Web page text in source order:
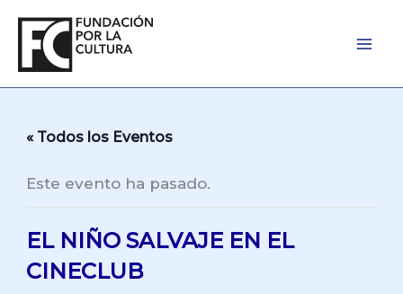
contenido
« Todos los Eventos
Este evento ha pasado.
EL NIÑO SALVAJE EN EL
CINECLUB